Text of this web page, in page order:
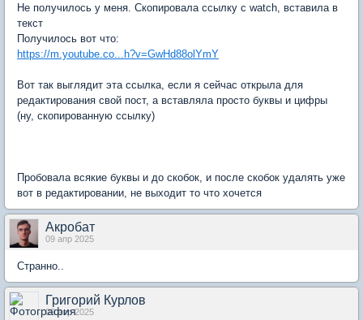
Не получилось у меня. Скопировала ссылку с watch, вставила в
текст
Получилось вот что:
https://m.youtube.co...h?v=GwHd88olYmY
Вот так выглядит эта ссылка, если я сейчас открыла для
редактирования свой пост, а вставляла просто буквы и цифры
(ну, скопированную ссылку)
Пробовала всякие буквы и до скобок, и после скобок удалять уже
вот в редактировании, не выходит то что хочется
Акробат
09 апр 2025
Странно..
Григорий Курлов
09 апр 2025